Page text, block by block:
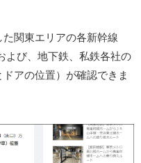
関東エリアの各新幹線
よび、地下鉄、私鉄各社の
アの位置）が確認できま